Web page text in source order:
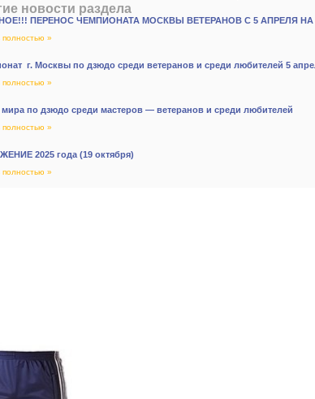
новости раздела
ПЕРЕНОС ЧЕМПИОНАТА МОСКВЫ ВЕТЕРАНОВ С 5 АПРЕЛЯ НА
полностью »
г. Москвы по дзюдо среди ветеранов и среди любителей 5
полностью »
мира по дзюдо среди мастеров — ветеранов и среди любителей
полностью »
2025 года (19 октября)
полностью »